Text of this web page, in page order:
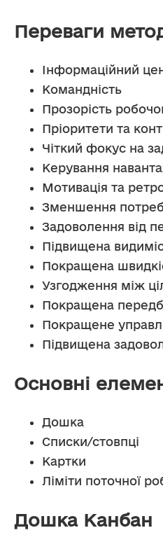
Переваги
Інформаційний
Командність
Прозорість
Пріоритети та
Чіткий фокус на
Керування
Мотивація та
Зменшення
Задоволення від
Підвищена
Покращена
Узгодження між
Покращена
Покращене
Підвищена
Основні
Дошка
Списки/стовпці
Картки
Ліміти поточної
Дошка Канбан